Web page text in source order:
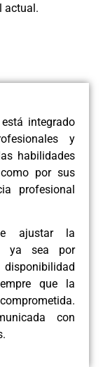
actual.
integrado
y
habilidades
por sus
profesional
ajustar la
ya sea por
que la
con